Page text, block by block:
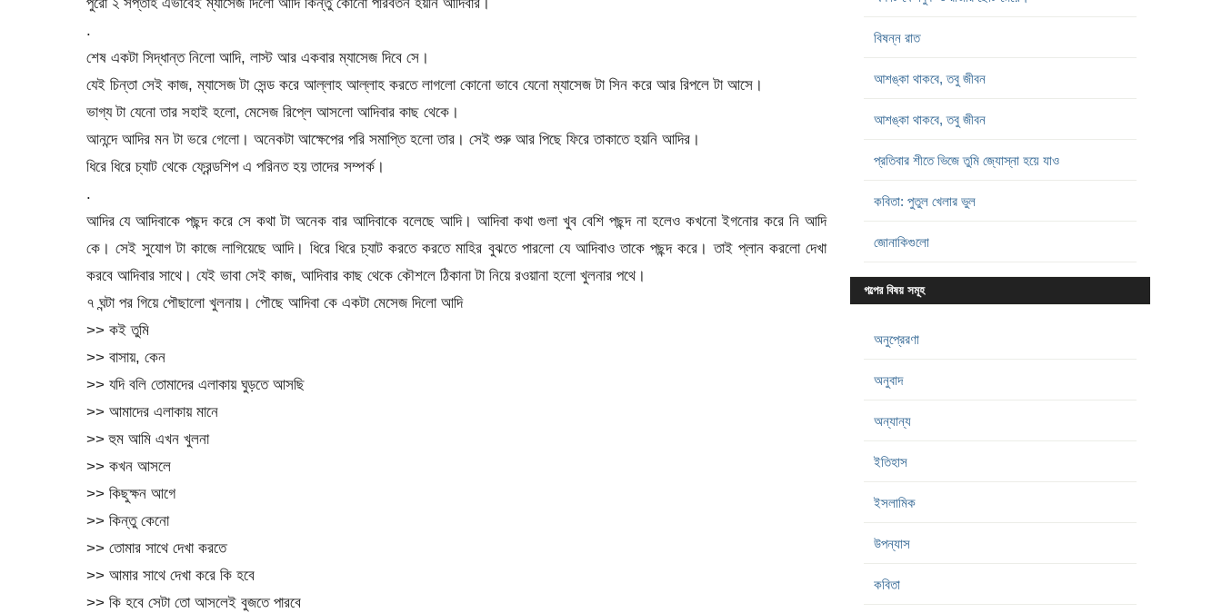
.
শেষ একটা সিদ্ধান্ত নিলো আদি, লাস্ট আর একবার ম্যাসেজ দিবে সে।
যেই চিন্তা সেই কাজ, ম্যাসেজ টা সেন্ড করে আল্লাহ আল্লাহ করতে লাগলো কোনো ভাবে যেনো ম্যাসেজ টা সিন করে আর রিপলে টা আসে।
ভাগ্য টা যেনো তার সহাই হলো, মেসেজ রিপ্লে আসলো আদিবার কাছ থেকে।
আনন্দে আদির মন টা ভরে গেলো। অনেকটা আক্ষেপের পরি সমাপ্তি হলো তার। সেই শুরু আর পিছে ফিরে তাকাতে হয়নি আদির।
ধিরে ধিরে চ্যাট থেকে ফ্রেন্ডশিপ এ পরিনত হয় তাদের সম্পর্ক।
.
আদির যে আদিবাকে পছন্দ করে সে কথা টা অনেক বার আদিবাকে বলেছে আদি। আদিবা কথা গুলা খুব বেশি পছন্দ না হলেও কখনো ইগনোর করে নি আদি
কে। সেই সুযোগ টা কাজে লাগিয়েছে আদি। ধিরে ধিরে চ্যাট করতে করতে মাহির বুঝতে পারলো যে আদিবাও তাকে পছন্দ করে। তাই প্লান করলো দেখা
করবে আদিবার সাথে। যেই ভাবা সেই কাজ, আদিবার কাছ থেকে কৌশলে ঠিকানা টা নিয়ে রওয়ানা হলো খুলনার পথে।
৭ ঘন্টা পর গিয়ে পৌছালো খুলনায়। পৌছে আদিবা কে একটা মেসেজ দিলো আদি
>> কই তুমি
>> বাসায়, কেন
>> যদি বলি তোমাদের এলাকায় ঘুড়তে আসছি
>> আমাদের এলাকায় মানে
>> হুম আমি এখন খুলনা
>> কখন আসলে
>> কিছুক্ষন আগে
>> কিন্তু কেনো
>> তোমার সাথে দেখা করতে
>> আমার সাথে দেখা করে কি হবে
>> কি হবে সেটা তো আসলেই বুজতে পারবে
বিষন্ন রাত
আশঙ্কা থাকবে, তবু জীবন
আশঙ্কা থাকবে, তবু জীবন
প্রতিবার শীতে ভিজে তুমি জ্যোস্না হয়ে যাও
কবিতা: পুতুল খেলার ভুল
জোনাকিগুলো
গল্পের বিষয় সমূহ
অনুপ্রেরণা
অনুবাদ
অন্যান্য
ইতিহাস
ইসলামিক
উপন্যাস
কবিতা